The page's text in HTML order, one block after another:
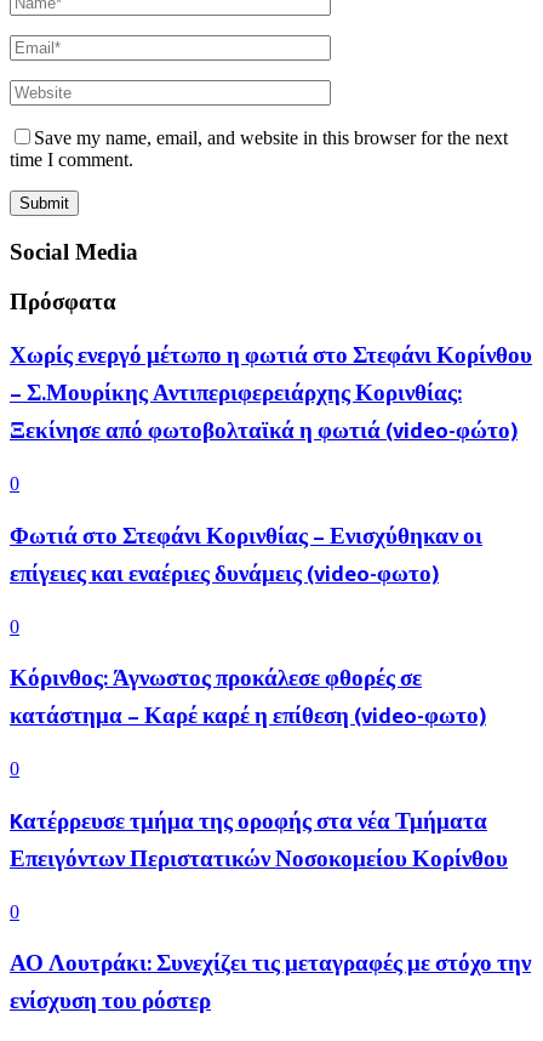
Save my name, email, and website in this browser for the next
time I comment.
Social Media
Πρόσφατα
Χωρίς ενεργό μέτωπο η φωτιά στο Στεφάνι Κορίνθου
– Σ.Μουρίκης Αντιπεριφερειάρχης Κορινθίας:
Ξεκίνησε από φωτοβολταϊκά η φωτιά (video-φώτο)
0
Φωτιά στο Στεφάνι Κορινθίας – Ενισχύθηκαν οι
επίγειες και εναέριες δυνάμεις (video-φωτο)
0
Κόρινθος: Άγνωστος προκάλεσε φθορές σε
κατάστημα – Καρέ καρέ η επίθεση (video-φωτο)
0
Kατέρρευσε τμήμα της οροφής στα νέα Τμήματα
Επειγόντων Περιστατικών Νοσοκομείου Κορίνθου
0
ΑΟ Λουτράκι: Συνεχίζει τις μεταγραφές με στόχο την
ενίσχυση του ρόστερ